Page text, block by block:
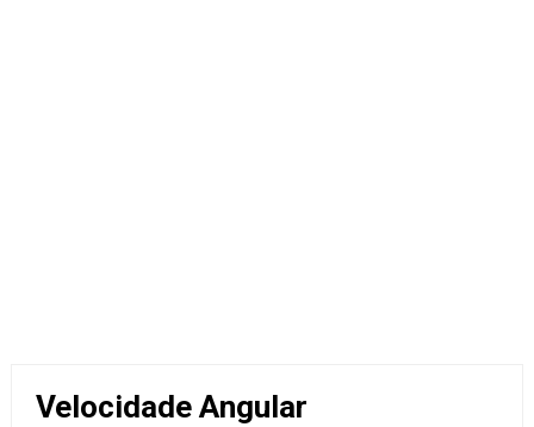
Velocidade Angular